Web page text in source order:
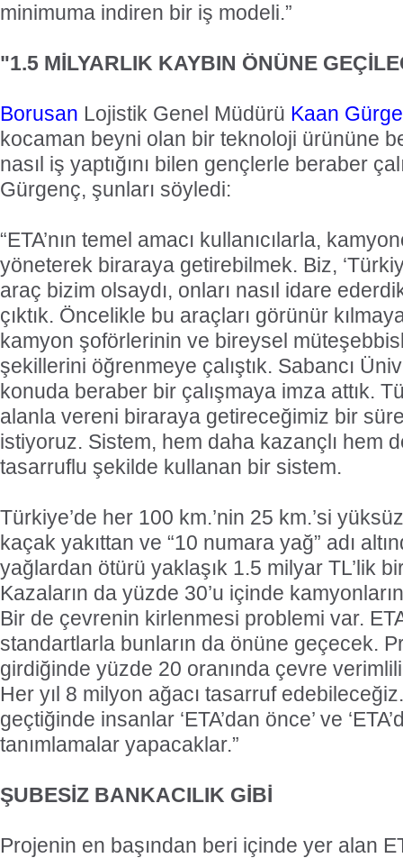
minimuma indiren bir iş modeli.”
"1.5 MİLYARLIK KAYBIN ÖNÜNE
Borusan Lojistik Genel Müdürü Kaan
kocaman beyni olan bir teknoloji ürününe
nasıl iş yaptığını bilen gençlerle beraber
Gürgenç, şunları söyledi:
“ETA’nın temel amacı kullanıcılarla,
yöneterek biraraya getirebilmek. Biz,
araç bizim olsaydı, onları nasıl idare
çıktık. Öncelikle bu araçları görünür
kamyon şoförlerinin ve bireysel
şekillerini öğrenmeye çalıştık. Sabancı
konuda beraber bir çalışmaya imza attık.
alanla vereni biraraya getireceğimiz bir
istiyoruz. Sistem, hem daha kazançlı hem
tasarruflu şekilde kullanan bir sistem.
Türkiye’de her 100 km.’nin 25 km.’si
kaçak yakıttan ve “10 numara yağ” adı
yağlardan ötürü yaklaşık 1.5 milyar TL’lik
Kazaların da yüzde 30’u içinde
Bir de çevrenin kirlenmesi problemi var.
standartlarla bunların da önüne geçecek.
girdiğinde yüzde 20 oranında çevre
Her yıl 8 milyon ağacı tasarruf
geçtiğinde insanlar ‘ETA’dan önce’ ve
tanımlamalar yapacaklar.”
ŞUBESİZ BANKACILIK GİBİ
Projenin en başından beri içinde yer alan